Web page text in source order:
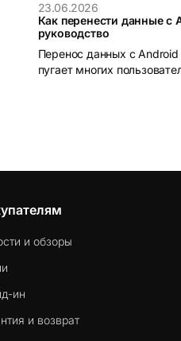
23.06.2026
Как перенести данные с
руководство
Перенос данных с Android
пугает многих
и обзоры
ин
и возврат